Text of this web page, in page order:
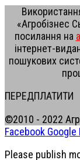
«Агробізнес
посилання на
інтернет-
пошукових
ПЕРЕДПЛАТИТИ
©2010 - 2022
Facebook Google
Please publish